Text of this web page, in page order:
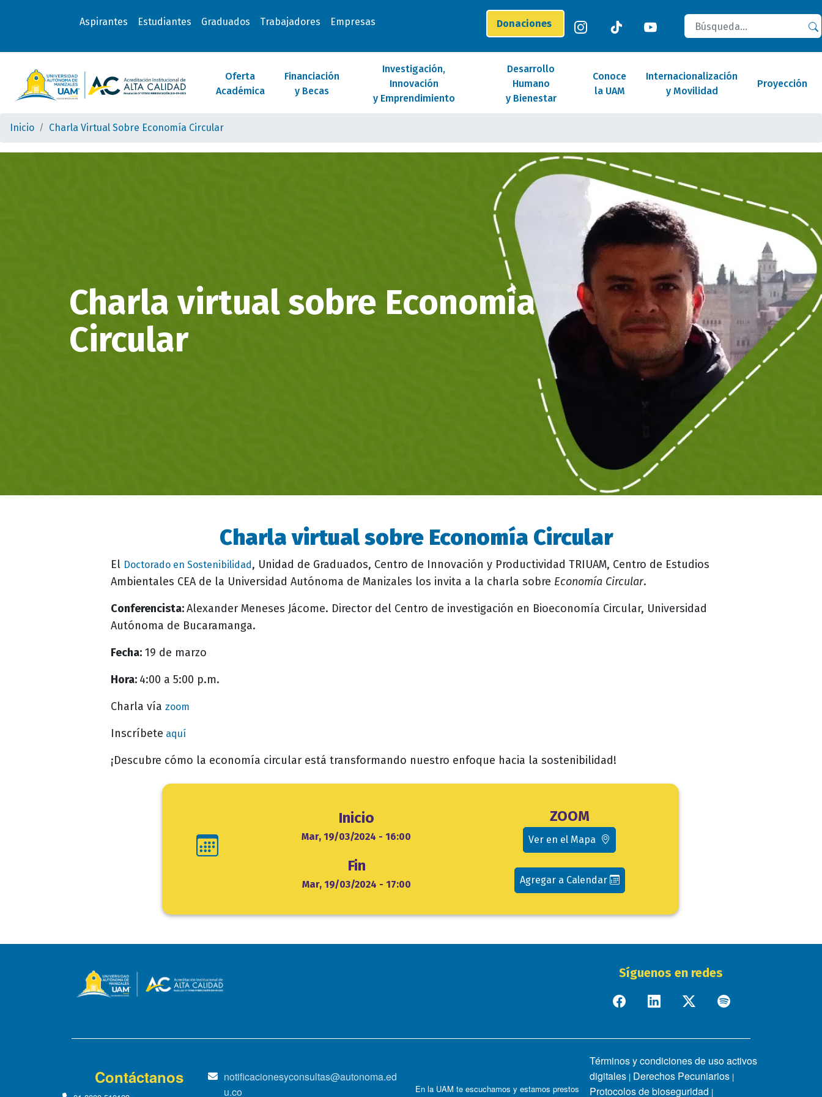
Aspirantes Estudiantes Graduados Trabajadores Empresas Donaciones
Buscar
Oferta
Académica
Financiación
y Becas
Investigación,
Innovación
y Emprendimiento
Desarrollo
Humano
y Bienestar
Conoce
la UAM
Internacionalización
y Movilidad
Proyección
Inicio Charla Virtual Sobre Economía Circular
Charla virtual sobre Economía
Circular
Charla virtual sobre Economía Circular
El Doctorado en Sostenibilidad, Unidad de Graduados, Centro de Innovación y Productividad TRIUAM, Centro de Estudios
Ambientales CEA de la Universidad Autónoma de Manizales los invita a la charla sobre Economía Circular.
Conferencista:Alexander Meneses Jácome. Director del Centro de investigación en Bioeconomía Circular, Universidad
Autónoma de Bucaramanga.
Fecha: 19 de marzo
Hora: 4:00 a 5:00 p.m.
Charla vía zoom
Inscríbete aquí
¡Descubre cómo la economía circular está transformando nuestro enfoque hacia la sostenibilidad!
Inicio
Mar, 19/03/2024 - 16:00
Fin
Mar, 19/03/2024 - 17:00
ZOOM
Ver en el Mapa
Agregar a Calendar
Síguenos en redes
Contáctanos
notificacionesyconsultas@autonoma.ed
u.co
En la UAM te escuchamos y estamos prestos
Términos y condiciones de uso activos
digitales | Derechos Pecuniarios |
Protocolos de bioseguridad |